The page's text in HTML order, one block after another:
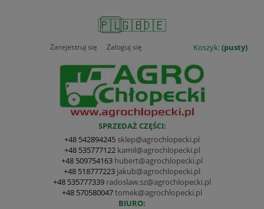
🇵🇱🇬🇧🇩🇪
Koszyk:(pusty)
Zarejestruj się Zaloguj się
SPRZEDAŻ CZĘŚCI:
+48 542894245 sklep@agrochlopecki.pl
+48 535777122 kamil@agrochlopecki.pl
+48 509754163 hubert@agrochlopecki.pl
+48 518777223 jakub@agrochlopecki.pl
+48 535777339 radoslaw.sz@agrochlopecki.pl
+48 570580047tomek@agrochlopecki.pl
BIURO: